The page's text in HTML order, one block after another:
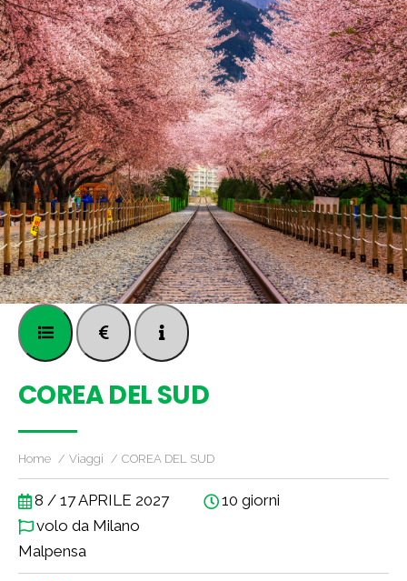
COREA DEL SUD
Home Viaggi COREA DEL SUD
8 / 17 APRILE 2027
10 giorni
volo da Milano
Malpensa